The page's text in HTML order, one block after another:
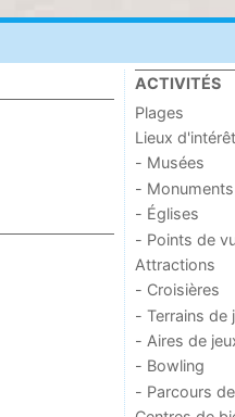
ACTIVITÉS
Plages
Lieux d'intérêt
- Musées
- Monuments
- Églises
- Points de
Attractions
- Croisières
- Terrains de
- Aires de
- Bowling
- Parcours